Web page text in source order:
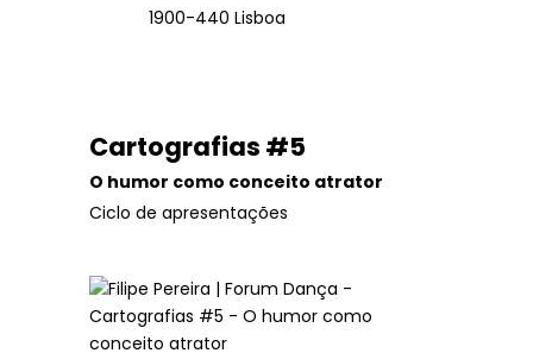
1900-440 Lisboa
Cartografias #5
O humor como conceito atrator
Ciclo de apresentações